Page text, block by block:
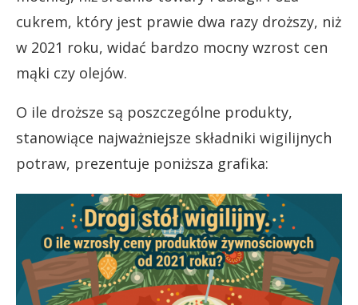
cukrem, który jest prawie dwa razy droższy, niż
w 2021 roku, widać bardzo mocny wzrost cen
mąki czy olejów.
O ile droższe są poszczególne produkty,
stanowiące najważniejsze składniki wigilijnych
potraw, prezentuje poniższa grafika: